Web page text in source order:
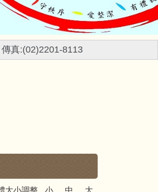
真:(02)2201-8113
大小調整 小 中
大